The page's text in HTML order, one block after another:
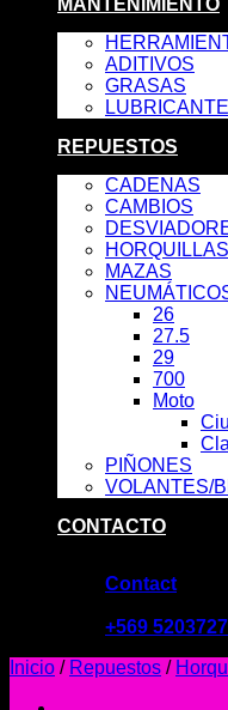
MANTENIMIENTO
ADITIVOS
GRASAS
REPUESTOS
CADENAS
CAMBIOS
HORQUILLAS
MAZAS
26
27.5
29
700
Moto
PIÑONES
VOLANTES/
CONTACTO
Contact
+569
Inicio / Repuestos /